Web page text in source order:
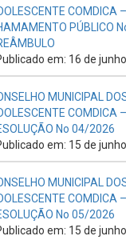
COMDICA
PÚBLICO
em: 16 de
MUNICIPAL
COMDICA
No 04/2026
em: 15 de
MUNICIPAL
COMDICA
No 05/2026
em: 15 de